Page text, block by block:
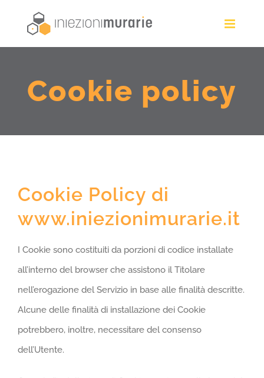
content
Cookie policy
Cookie Policy di
www.iniezionimurarie.it
I Cookie sono costituiti da porzioni di codice installate
all’interno del browser che assistono il Titolare
nell’erogazione del Servizio in base alle finalità descritte.
Alcune delle finalità di installazione dei Cookie
potrebbero, inoltre, necessitare del consenso
dell’Utente.